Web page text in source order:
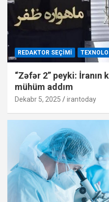
REDAKTOR SEÇIMI
“Zəfər 2” peyki: İranın
mühüm addım
Dekabr 5, 2025 irantoday